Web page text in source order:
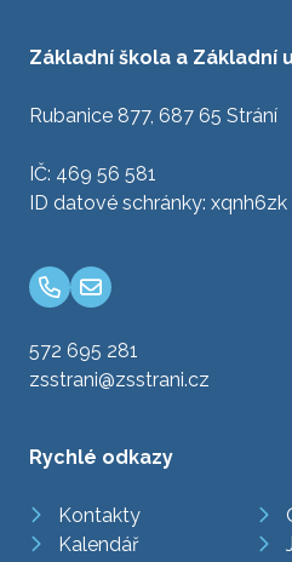
Základní škola a Základní
Rubanice 877, 687 65 Strání
IČ: 469 56 581
ID datové schránky: xqnh6zk
572 695 281
zsstrani@zsstrani.cz
Rychlé odkazy
Kontakty
Kalendář